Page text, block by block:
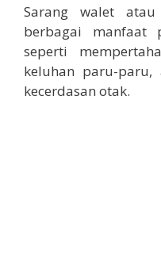
Sarang walet
berbagai manfaat
seperti
keluhan paru-
kecerdasan otak.